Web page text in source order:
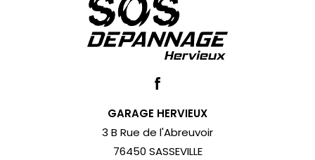
GARAGE HERVIEUX
3 B Rue de l'Abreuvoir
76450 SASSEVILLE